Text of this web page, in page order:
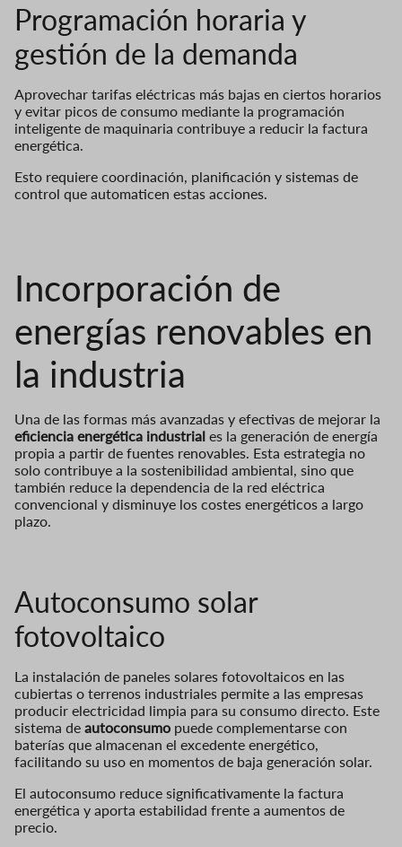
Programación horaria y
gestión de la demanda
Aprovechar tarifas eléctricas más bajas en ciertos horarios
y evitar picos de consumo mediante la programación
inteligente de maquinaria contribuye a reducir la factura
energética.
Esto requiere coordinación, planificación y sistemas de
control que automaticen estas acciones.
Incorporación de
energías renovables en
la industria
Una de las formas más avanzadas y efectivas de mejorar la
eficiencia energética industrial es la generación de energía
propia a partir de fuentes renovables. Esta estrategia no
solo contribuye a la sostenibilidad ambiental, sino que
también reduce la dependencia de la red eléctrica
convencional y disminuye los costes energéticos a largo
plazo.
Autoconsumo solar
fotovoltaico
La instalación de paneles solares fotovoltaicos en las
cubiertas o terrenos industriales permite a las empresas
producir electricidad limpia para su consumo directo. Este
sistema de autoconsumo puede complementarse con
baterías que almacenan el excedente energético,
facilitando su uso en momentos de baja generación solar.
El autoconsumo reduce significativamente la factura
energética y aporta estabilidad frente a aumentos de
precio.